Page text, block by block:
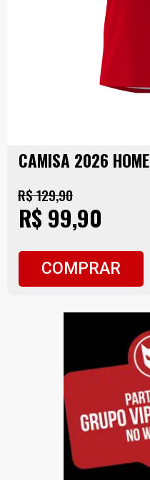
CAMISA 2026 HOME
R$ 129,90
R$ 99,90
COMPRAR